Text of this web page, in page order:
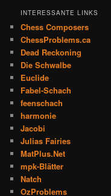
INTERESSANTE LINKS
Chess Composers
ChessProblems.ca
Dead Reckoning
Die Schwalbe
Euclide
Fabel-Schach
feenschach
harmonie
Jacobi
Julias Fairies
MatPlus.Net
mpk-Blätter
Natch
OzProblems